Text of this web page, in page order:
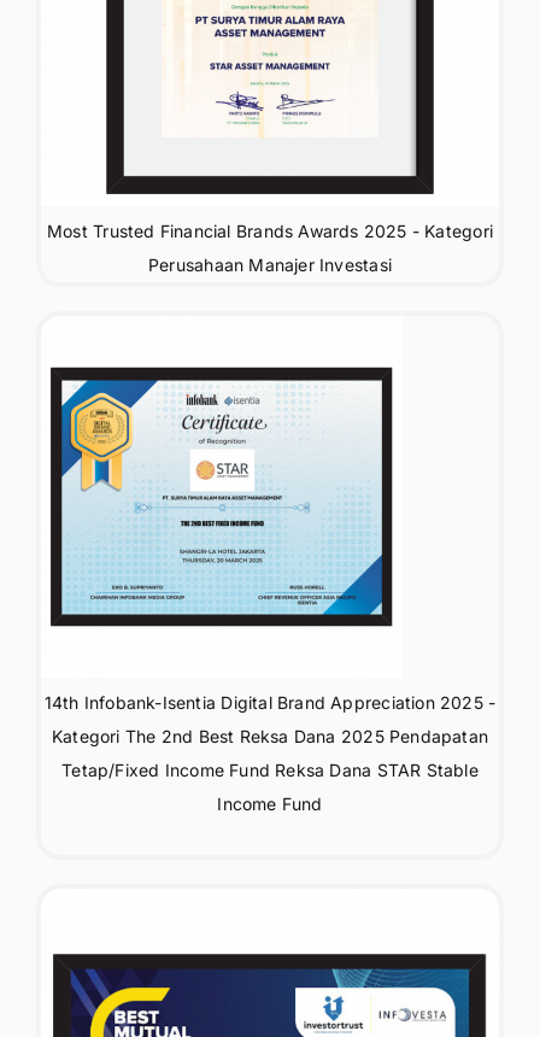
Most Trusted Financial Brands Awards 2025 - Kategori
Perusahaan Manajer Investasi
14th Infobank-Isentia Digital Brand Appreciation 2025 -
Kategori The 2nd Best Reksa Dana 2025 Pendapatan
Tetap/Fixed Income Fund Reksa Dana STAR Stable
Income Fund